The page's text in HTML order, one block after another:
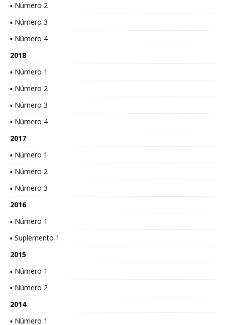
▪ Número 2
▪ Número 3
▪ Número 4
2018
▪ Número 1
▪ Número 2
▪ Número 3
▪ Número 4
2017
▪ Número 1
▪ Número 2
▪ Número 3
2016
▪ Número 1
▪ Suplemento 1
2015
▪ Número 1
▪ Número 2
2014
▪ Número 1